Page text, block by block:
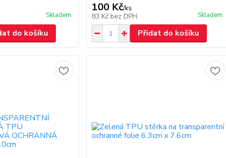
Skladem
do košíku
100 Kč/ks
83 Kč bez DPH Skladem
Přidat do košíku